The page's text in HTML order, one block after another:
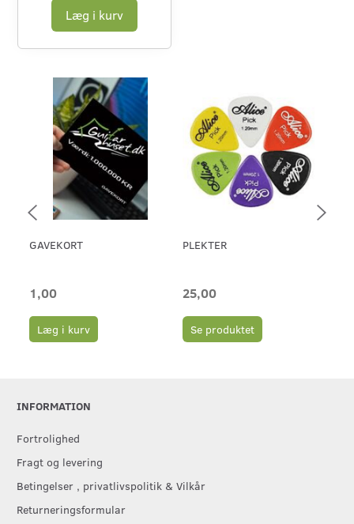
Læg i kurv
GAVEKORT
1,00
Læg i kurv
PLEKTER
25,00
Se produktet
INFORMATION
Fortrolighed
Fragt og levering
Betingelser , privatlivspolitik & Vilkår
Returneringsformular